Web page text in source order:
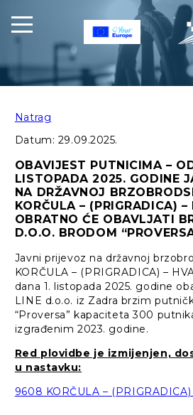
Natrag
Datum: 29.09.2025.
OBAVIJEST PUTNICIMA –
LISTOPADA 2025. GODINE
NA DRŽAVNOJ
KORČULA – (PRIGRADICA) –
OBRATNO ĆE OBAVLJATI
D.O.O. BRODOM
Javni prijevoz na državnoj
KORČULA – (PRIGRADICA) –
dana 1. listopada 2025. godine
LINE d.o.o. iz Zadra brzim
“Proversa” kapaciteta 300
izgrađenim 2023. godine.
Red plovidbe je izmijenjen,
u nastavku:
9608 KORČULA –